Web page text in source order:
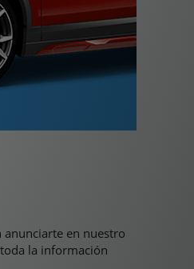
anunciarte en nuestro
la información